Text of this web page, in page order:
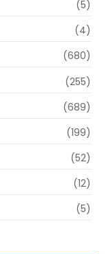
(5)
(4)
(680)
(255)
(689)
(199)
(52)
(12)
(5)